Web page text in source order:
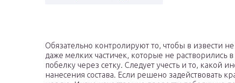
Обязательно контролируют то, чтобы в извести
даже мелких частичек, которые не растворились
побелку через сетку. Следует учесть и то, какой
нанесения состава. Если решено задействовать